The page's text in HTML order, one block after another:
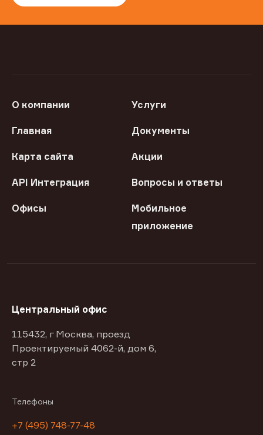
О компании Услуги
Главная Документы
Карта сайта Акции
API Интеграция Вопросы и ответы
Офисы
Мобильное
приложение
Центральный офис
115432, г Москва, проезд
Проектируемый 4062-й, дом 6,
стр 2
Телефоны
+7 (495) 748-77-48